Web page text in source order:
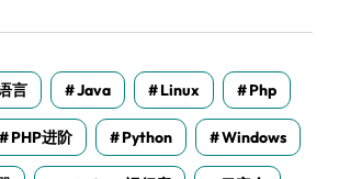
言 Java Linux Php
PHP进阶 Python Windows